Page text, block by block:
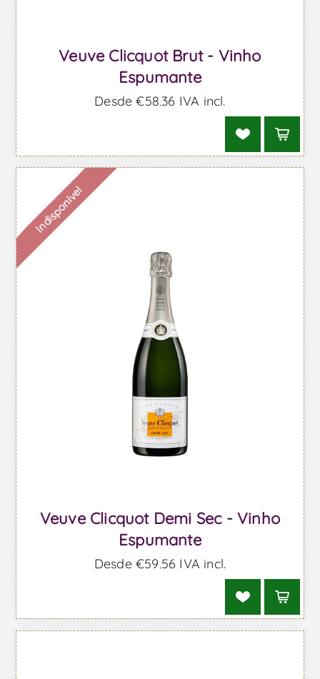
Veuve Clicquot Brut - Vinho
Espumante
Desde €58,36 IVA incl.
Indisponível
Veuve Clicquot Demi Sec - Vinho
Espumante
Desde €59,56 IVA incl.